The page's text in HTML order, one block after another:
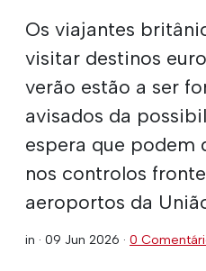
Os viajantes
visitar destinos
verão estão a ser
avisados da
espera que podem
nos controlos
aeroportos da
in · 09 Jun 2026 · 0